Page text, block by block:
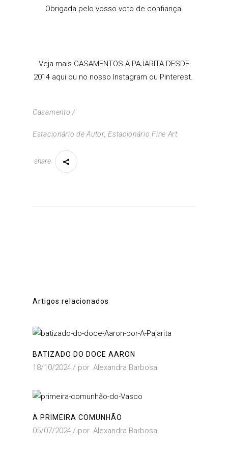
Obrigada pelo vosso voto de confiança.
Veja mais CASAMENTOS A PAJARITA DESDE
2014 aquiou no nosso Instagram ou Pinterest.
Casamento
Estacionário de Autor,Estacionário Fine Art
share
Artigos relacionados
BATIZADO DO DOCE AARON
18/10/2024 por Alexandra Barbosa
A PRIMEIRA COMUNHÃO
05/07/2024 por Alexandra Barbosa